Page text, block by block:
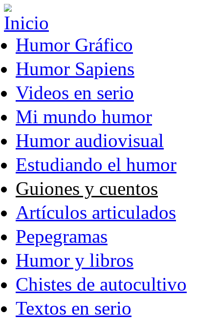
Pasar al contenido principal
Humor Gráfico
Humor Sapiens
Videos en serio
Mi mundo humor
Humor audiovisual
Estudiando el humor
Guiones y cuentos
Artículos articulados
Pepegramas
Humor y libros
Chistes de autocultivo
Textos en serio